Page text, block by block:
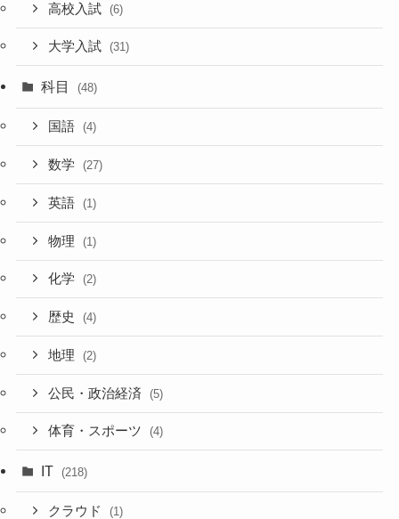
高校入試 (6)
大学入試 (31)
科目 (48)
国語 (4)
数学 (27)
英語 (1)
物理 (1)
化学 (2)
歴史 (4)
地理 (2)
公民・政治経済 (5)
体育・スポーツ (4)
IT (218)
クラウド (1)